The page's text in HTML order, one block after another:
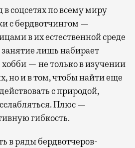
в соцсетях по всему миру
с бердвотчингом —
в их естественной среде
лишь набирает
— не только в изучении
но и в том, чтобы найти еще
с природой,
Плюс —
гибкость.
в ряды бердвотчеров-